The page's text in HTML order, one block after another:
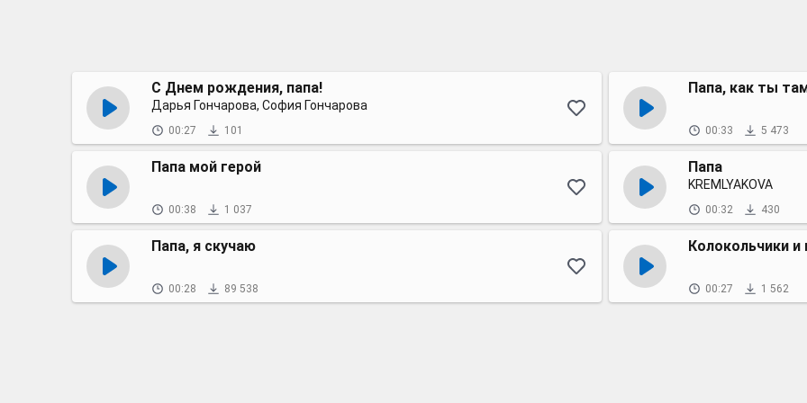
С Днем рождения, папа!
Дарья Гончарова, София Гончарова
00:27 101
Папа, как ты
00:33 5 473
Папа мой герой
00:38 1 037
Папа
KREMLYAKOVA
00:32 430
Папа, я скучаю
00:28 89 538
Колокольчики и
00:27 1 562